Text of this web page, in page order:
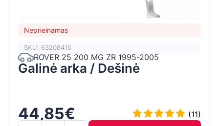
Neprieinamas
SKU: 63208415
ROVER 25 200 MG ZR 1995-2005
Galinė arka / Dešinė
44,85€
(11)